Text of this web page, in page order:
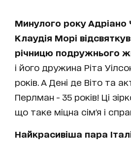
Минулого року Адріано
Клаудія Морі
річницю подружнього
і його дружина Ріта
років. А Дені де Віто та
Перлман - 35 років! Ці
що таке міцна сім'я і
Найкрасивіша пара